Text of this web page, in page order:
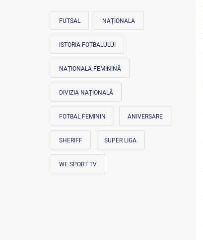
FUTSAL NAȚIONALA
ISTORIA FOTBALULUI
NAȚIONALA FEMININĂ
DIVIZIA NAȚIONALĂ
FOTBAL FEMININ ANIVERSARE
SHERIFF SUPER LIGA
WE SPORT TV